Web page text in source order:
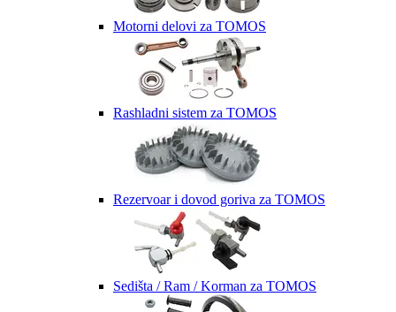
Motorni delovi za TOMOS
Rashladni sistem za TOMOS
Rezervoar i dovod goriva za TOMOS
Sedišta / Ram / Korman za TOMOS